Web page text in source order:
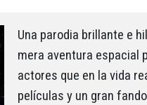
Una parodia brillante e
mera aventura espacial
actores que en la vida
películas y un gran